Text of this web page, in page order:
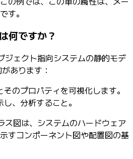
す。
何ですか？
ジェクト指向システムの静的モデ
あります：
のプロパティを可視化します。
、分析すること。
ス図は、システムのハードウェア
すコンポーネント図や配置図の基